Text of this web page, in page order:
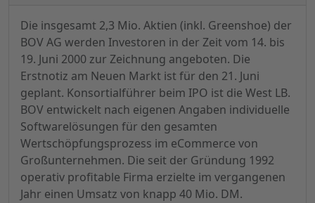
Die insgesamt 2,3 Mio. Aktien (inkl. Greenshoe) der
BOV AG werden Investoren in der Zeit vom 14. bis
19. Juni 2000 zur Zeichnung angeboten. Die
Erstnotiz am Neuen Markt ist für den 21. Juni
geplant. Konsortialführer beim IPO ist die West LB.
BOV entwickelt nach eigenen Angaben individuelle
Softwarelösungen für den gesamten
Wertschöpfungsprozess im eCommerce von
Großunternehmen. Die seit der Gründung 1992
operativ profitable Firma erzielte im vergangenen
Jahr einen Umsatz von knapp 40 Mio. DM.